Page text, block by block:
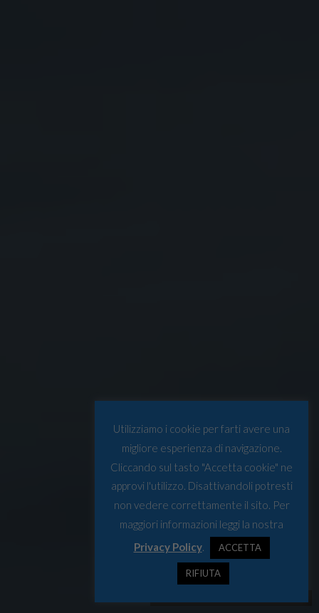
Utilizziamo i cookie per farti avere una
migliore esperienza di navigazione.
Cliccando sul tasto "Accetta cookie" ne
approvi l'utilizzo. Disattivandoli potresti
non vedere correttamente il sito. Per
maggiori informazioni leggi la nostra
Privacy Policy. ACCETTA
RIFIUTA